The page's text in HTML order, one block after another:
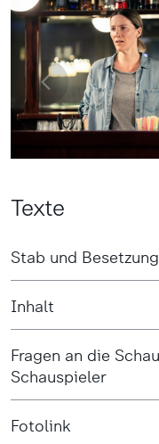
Texte
Stab und Besetzung
Inhalt
Fragen an die
Schauspieler
Fotolink